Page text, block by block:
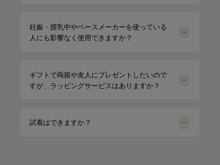
妊娠・授乳中やペースメーカーを使っている
人にも影響なく使用できますか？
ギフトで両親や友人にプレゼントしたいので
すが、ラッピングサービスはありますか？
試着はできますか？